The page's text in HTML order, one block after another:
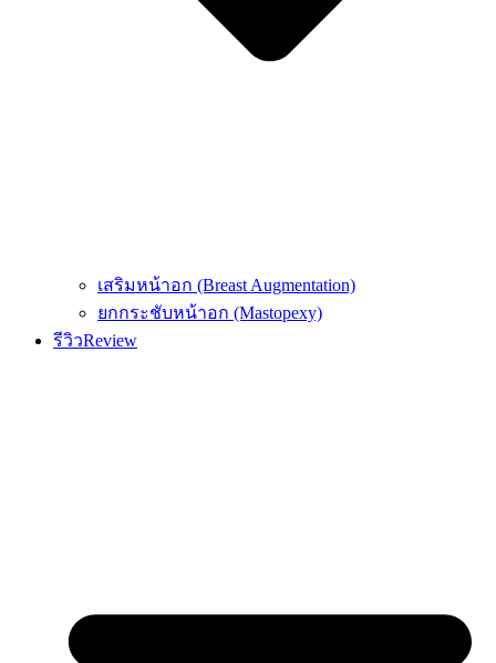
เสริมหน้าอก (Breast Augmentation)
ยกกระชับหน้าอก (Mastopexy)
รีวิวReview